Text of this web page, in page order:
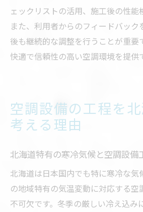
ェックリストの活用、施工後の性能
また、利用者からのフィードバック
後も継続的な調整を行うことが重要
快適で信頼性の高い空調環境を提供
空調設備の工程を
考える理由
北海道特有の寒冷気候と空調設備
北海道は日本国内でも特に寒冷な気
の地域特有の気温変動に対応する空
不可欠です。冬季の厳しい冷え込み